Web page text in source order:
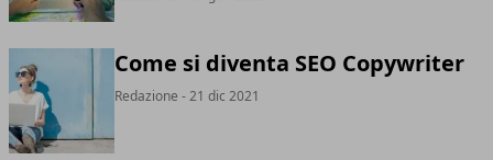
Come si diventa SEO Copywriter
Redazione - 21 dic 2021